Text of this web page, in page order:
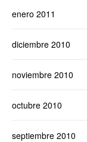
enero 2011
diciembre 2010
noviembre 2010
octubre 2010
septiembre 2010